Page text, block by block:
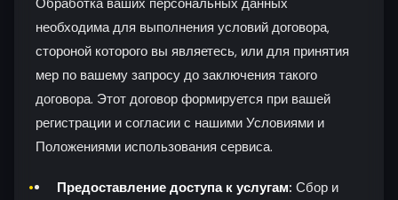
необходима для выполнения условий договора,
стороной которого вы являетесь, или для принятия
мер по вашему запросу до заключения такого
договора. Этот договор формируется при вашей
регистрации и согласии с нашими Условиями и
Положениями использования сервиса.
Предоставление доступа к услугам: Сбор и